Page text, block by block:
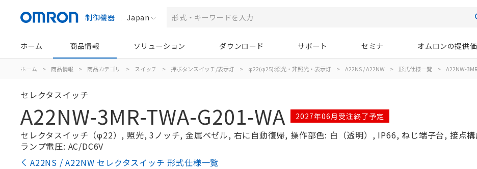
制御機器 Japan
ホーム 商品情報 ソリューション ダウンロード サポート セミナ オムロンの提供
ホーム > 商品情報 > 商品カテゴリ > スイッチ > 押ボタンスイッチ/表示灯 > φ22(φ25):照光・非照光・表示灯 > A22NS / A22NW > 形式仕様一覧 > A22NW-
セレクタスイッチ
A22NW-3MR-TWA-G201-WA 2027年06月受注終了予定
セレクタスイッチ（φ22）, 照光, 3ノッチ, 金属ベゼル, 右に自動復帰, 操作部色: 白（透明）, IP66, ねじ端子台, 接点
ランプ電圧: AC/DC6V
A22NS / A22NW セレクタスイッチ 形式仕様一覧